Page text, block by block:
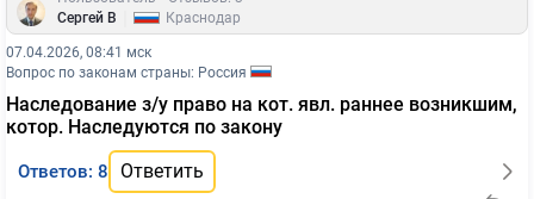
Сергей В
Краснодар
07.04.2026, 08:41 мск
Вопрос по законам страны: Россия
Наследование з/у право на кот. явл. раннее возникшим,
котор. Наследуются по закону
Ответов: 8 Ответить